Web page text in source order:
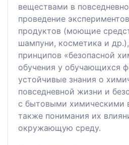
веществами в
проведение
продуктов (моющие
шампуни, косметика и
принципов «безопасной
обучения у обучающихся
устойчивые знания о
повседневной жизни и
с бытовыми химическими
также понимания их
окружающую среду.